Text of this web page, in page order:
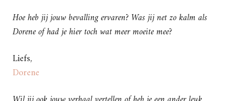
Hoe heb jij jouw bevalling ervaren? Was jij net zo kalm als
Dorene of had je hier toch wat meer moeite mee?
Liefs,
Dorene